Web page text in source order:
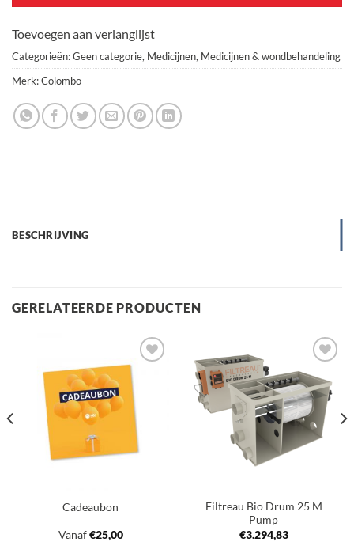
Toevoegen aan verlanglijst
Categorieën:Geen categorie, Medicijnen, Medicijnen & wondbehandeling
Merk:Colombo
BESCHRIJVING
GERELATEERDE PRODUCTEN
Toevoegen
aan
verlanglijst
Cadeaubon
Vanaf€25,00
Toevoegen
aan
verlanglijst
Filtreau Bio Drum 25 M
Pump
€3.294,83